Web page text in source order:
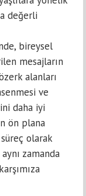
değerli
bireysel
mesajların
alanları
ve
daha iyi
ön plana
olarak
zamanda